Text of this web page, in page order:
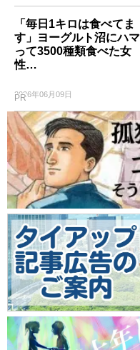
「毎日1キロは食べてま
す」ヨーグルト沼にハマ
って3500種類食べた女
性…
2026年06月09日
PR